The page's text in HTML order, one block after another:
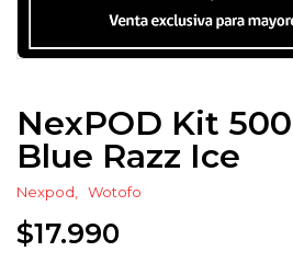
NexPOD Kit
Blue Razz Ice
Nexpod Wotofo
$17.990